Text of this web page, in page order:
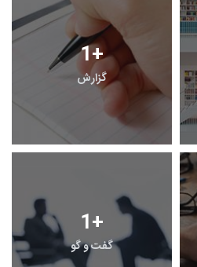
1+
گزارش
1+
گفت و گو